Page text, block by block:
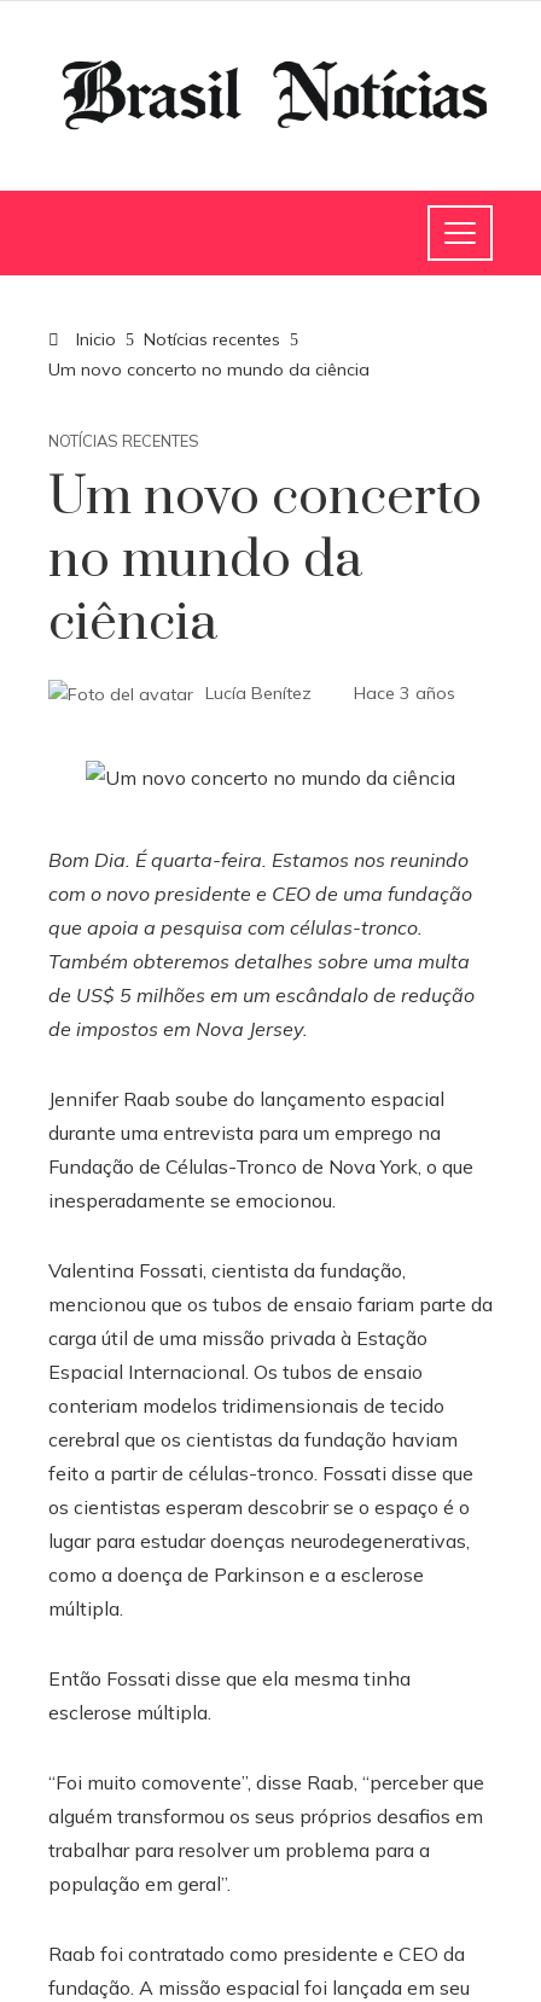
Inicio
Notícias recentes
Um novo concerto no mundo da ciência
NOTÍCIAS RECENTES
Um novo concerto
no mundo da
ciência
Lucía Benítez Hace 3 años
Bom Dia. É quarta-feira. Estamos nos reunindo
com o novo presidente e CEO de uma fundação
que apoia a pesquisa com células-tronco.
Também obteremos detalhes sobre uma multa
de US$ 5 milhões em um escândalo de redução
de impostos em Nova Jersey.
Jennifer Raab soube do lançamento espacial
durante uma entrevista para um emprego na
Fundação de Células-Tronco de Nova York, o que
inesperadamente se emocionou.
Valentina Fossati, cientista da fundação,
mencionou que os tubos de ensaio fariam parte da
carga útil de uma missão privada à Estação
Espacial Internacional. Os tubos de ensaio
conteriam modelos tridimensionais de tecido
cerebral que os cientistas da fundação haviam
feito a partir de células-tronco. Fossati disse que
os cientistas esperam descobrir se o espaço é o
lugar para estudar doenças neurodegenerativas,
como a doença de Parkinson e a esclerose
múltipla.
Então Fossati disse que ela mesma tinha
esclerose múltipla.
“Foi muito comovente”, disse Raab, “perceber que
alguém transformou os seus próprios desafios em
trabalhar para resolver um problema para a
população em geral”.
Raab foi contratado como presidente e CEO da
fundação. A missão espacial foi lançada em seu